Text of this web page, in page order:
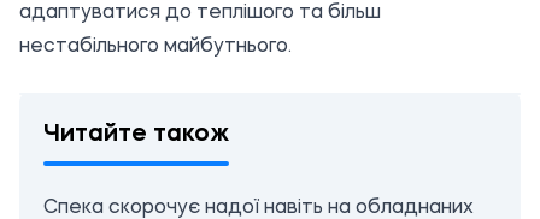
адаптуватися до теплішого та більш
нестабільного майбутнього.
Читайте також
Спека скорочує надої навіть на обладнаних